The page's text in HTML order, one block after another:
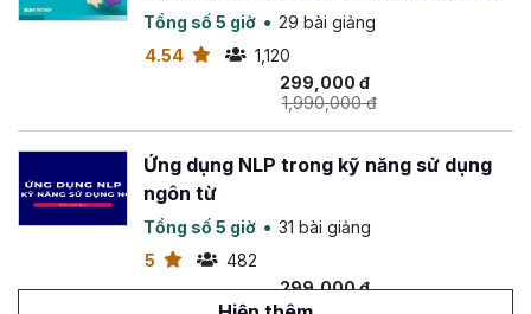
Tổng số 5 giờ
29 bài giảng
4.54
1,120
299,000 đ
1,990,000 đ
Ứng dụng NLP trong kỹ năng sử dụng
ngôn từ
Tổng số 5 giờ
31 bài giảng
5
482
299,000 đ
699,000 đ